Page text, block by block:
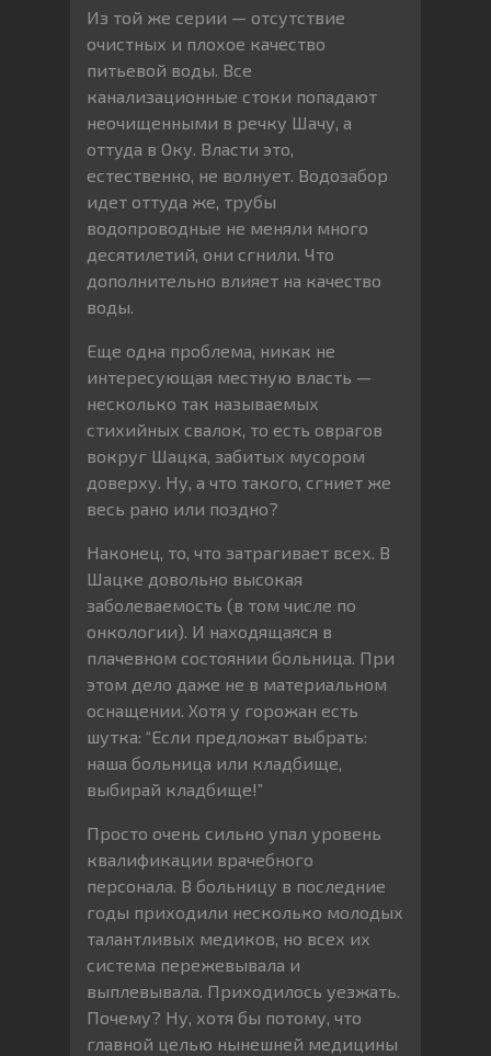
Из той же серии — отсутствие
очистных и плохое качество
питьевой воды. Все
канализационные стоки попадают
неочищенными в речку Шачу, а
оттуда в Оку. Власти это,
естественно, не волнует. Водозабор
идет оттуда же, трубы
водопроводные не меняли много
десятилетий, они сгнили. Что
дополнительно влияет на качество
воды.
Еще одна проблема, никак не
интересующая местную власть —
несколько так называемых
стихийных свалок, то есть оврагов
вокруг Шацка, забитых мусором
доверху. Ну, а что такого, сгниет же
весь рано или поздно?
Наконец, то, что затрагивает всех. В
Шацке довольно высокая
заболеваемость (в том числе по
онкологии). И находящаяся в
плачевном состоянии больница. При
этом дело даже не в материальном
оснащении. Хотя у горожан есть
шутка: “Если предложат выбрать:
наша больница или кладбище,
выбирай кладбище!”
Просто очень сильно упал уровень
квалификации врачебного
персонала. В больницу в последние
годы приходили несколько молодых
талантливых медиков, но всех их
система пережевывала и
выплевывала. Приходилось уезжать.
Почему? Ну, хотя бы потому, что
главной целью нынешней медицины